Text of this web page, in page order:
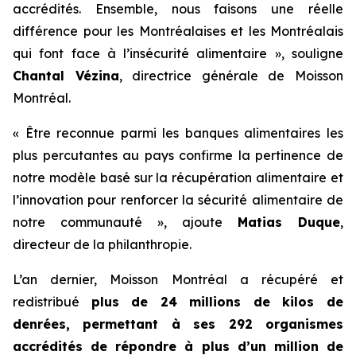
accrédités. Ensemble, nous faisons une réelle
différence pour les Montréalaises et les Montréalais
qui font face à l’insécurité alimentaire », souligne
Chantal Vézina, directrice générale de Moisson
Montréal.
« Être reconnue parmi les banques alimentaires les
plus percutantes au pays confirme la pertinence de
notre modèle basé sur la récupération alimentaire et
l’innovation pour renforcer la sécurité alimentaire de
notre communauté », ajoute Matias Duque,
directeur de la philanthropie.
L’an dernier, Moisson Montréal a récupéré et
redistribué plus de 24 millions de kilos de
denrées, permettant à ses 292 organismes
accrédités de répondre à plus d’un million de